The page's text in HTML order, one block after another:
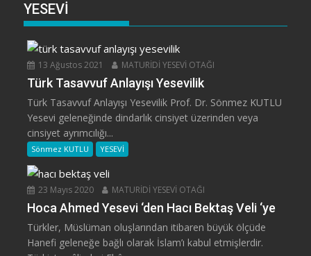
YESEVİ
13 Ağustos 2021 MATURİDİ YESEVİ OTAĞI
Türk Tasavvuf Anlayışı Yesevilik
Türk Tasavvuf Anlayışı Yesevilik Prof. Dr. Sönmez KUTLU
Yesevi geleneğinde dindarlık cinsiyet üzerinden veya
cinsiyet ayrımcılığı...
Sönmez KUTLU YESEVİ
23 Mayıs 2020 MATURİDİ YESEVİ OTAĞI
Hoca Ahmed Yesevi ‘den Hacı Bektaş Veli ‘ye
Türkler, Müslüman oluşlarından itibaren büyük ölçüde
Hanefi geleneğe bağlı olarak İslam’ı kabul etmişlerdir.